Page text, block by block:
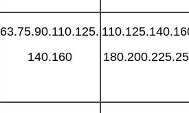
63.75.90.110.125.
140.160